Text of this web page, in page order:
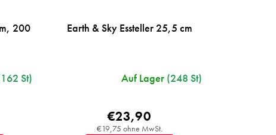
200
St)
Earth & Sky Essteller 25,5 cm
Auf Lager (248 St)
€19,75 ohne MwSt.
€23,90